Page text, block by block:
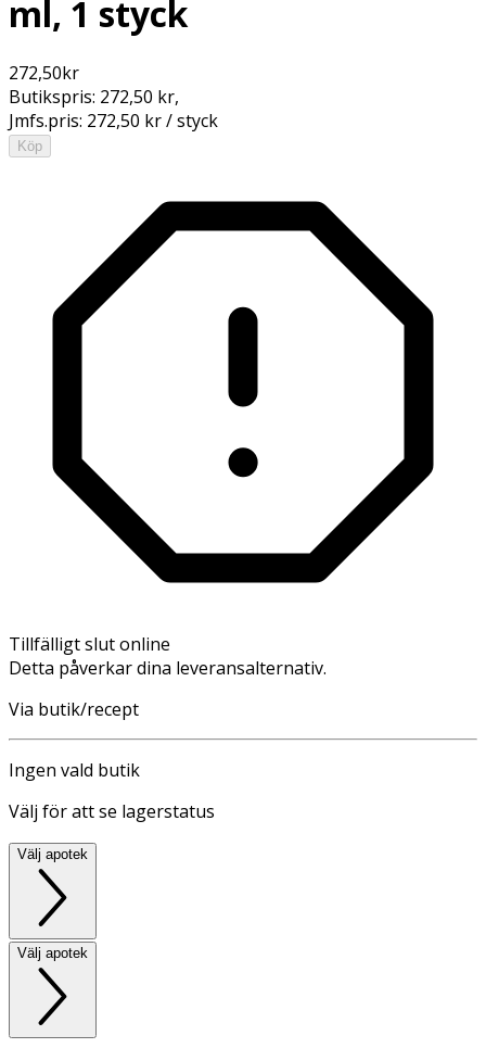
ml, 1 styck
272,50kr
Butikspris: 272,50 kr,
Jmfs.pris: 272,50 kr / styck
Köp
Tillfälligt slut online
Detta påverkar dina leveransalternativ.
Via butik/recept
Ingen vald butik
Välj för att se lagerstatus
Välj apotek
Välj apotek